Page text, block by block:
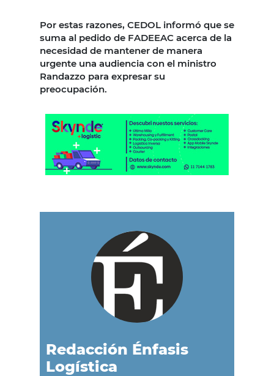
Por estas razones, CEDOL informó que se
suma al pedido de FADEEAC acerca de la
necesidad de mantener de manera
urgente una audiencia con el ministro
Randazzo para expresar su
preocupación.
Redacción Énfasis
Logística